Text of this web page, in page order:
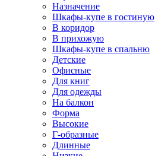
Назначение
Шкафы-купе в гостиную
В коридор
В прихожую
Шкафы-купе в спальню
Детские
Офисные
Для книг
Для одежды
На балкон
Форма
Высокие
Г-образные
Длинные